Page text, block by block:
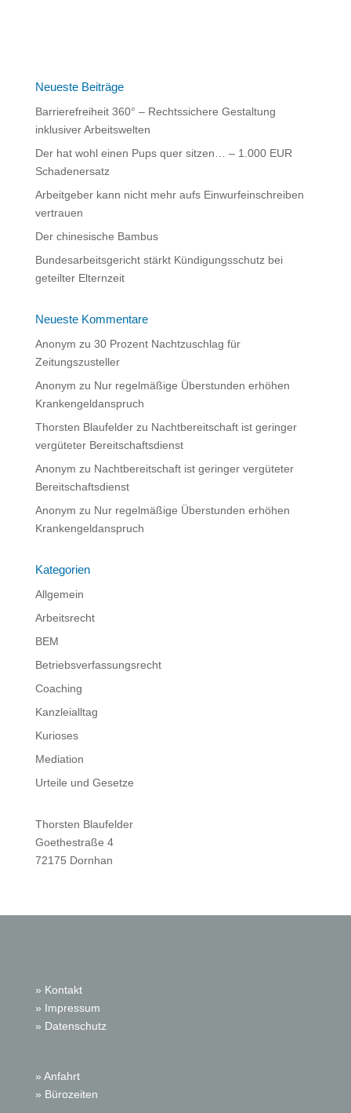
n
v
e
:
Neueste Beiträge
Barrierefreiheit 360° – Rechtssichere Gestaltung
inklusiver Arbeitswelten
Der hat wohl einen Pups quer sitzen… – 1.000 EUR
Schadenersatz
Arbeitgeber kann nicht mehr aufs Einwurfeinschreiben
vertrauen
Der chinesische Bambus
Bundesarbeitsgericht stärkt Kündigungsschutz bei
geteilter Elternzeit
Neueste Kommentare
Anonym zu 30 Prozent Nachtzuschlag für
Zeitungszusteller
Anonym zu Nur regelmäßige Überstunden erhöhen
Krankengeldanspruch
Thorsten Blaufelderzu Nachtbereitschaft ist geringer
vergüteter Bereitschaftsdienst
Anonym zu Nachtbereitschaft ist geringer vergüteter
Bereitschaftsdienst
Anonym zu Nur regelmäßige Überstunden erhöhen
Krankengeldanspruch
Kategorien
Allgemein
Arbeitsrecht
BEM
Betriebsverfassungsrecht
Coaching
Kanzleialltag
Kurioses
Mediation
Urteile und Gesetze
Thorsten Blaufelder
Goethestraße 4
72175 Dornhan
» Kontakt
» Impressum
» Datenschutz
» Anfahrt
» Bürozeiten